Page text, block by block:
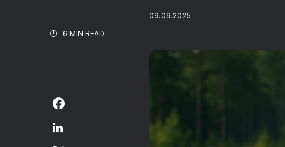
6 MIN READ
09.09.2025